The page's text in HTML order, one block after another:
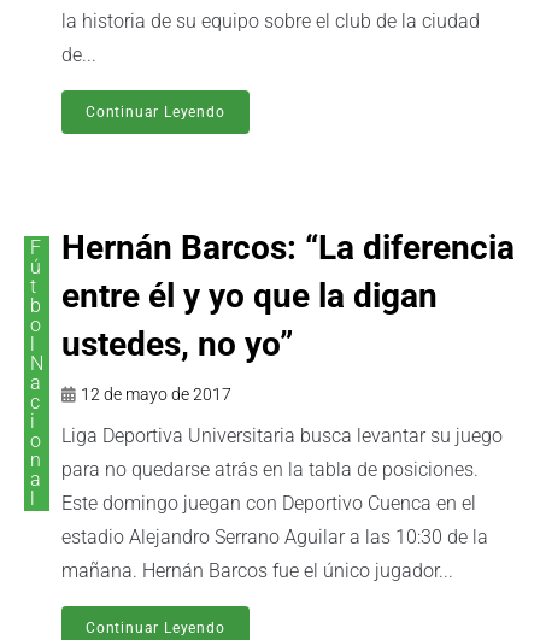
la historia de su equipo sobre el club de la ciudad
de...
Continuar Leyendo
F
ú
t
b
o
l
N
a
c
i
o
n
a
l
Hernán Barcos: “La diferencia
entre él y yo que la digan
ustedes, no yo”
12 de mayo de 2017
Liga Deportiva Universitaria busca levantar su juego
para no quedarse atrás en la tabla de posiciones.
Este domingo juegan con Deportivo Cuenca en el
estadio Alejandro Serrano Aguilar a las 10:30 de la
mañana. Hernán Barcos fue el único jugador...
Continuar Leyendo